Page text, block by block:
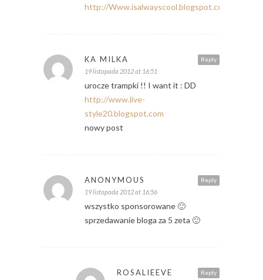
http://Www.isalwayscool.blogspot.com
Reply
KA MILKA
19 listopada 2012 at 16:51
urocze trampki !! I want it : DD
http://www.live-
style20.blogspot.com
nowy post
Reply
ANONYMOUS
19 listopada 2012 at 16:56
wszystko sponsorowane 🙂
sprzedawanie bloga za 5 zeta 🙂
Reply
ROSALIEEVE